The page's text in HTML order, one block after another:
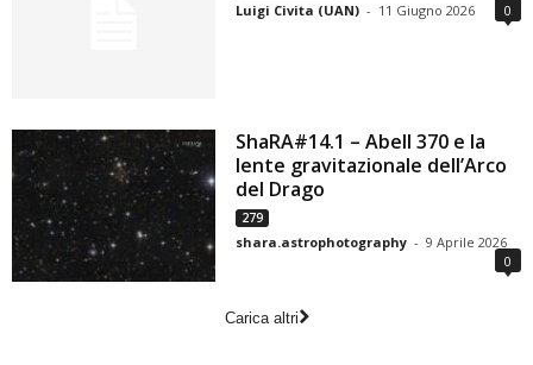
Luigi Civita (UAN) - 11 Giugno 2026 0
ShaRA#14.1 – Abell 370 e la
lente gravitazionale dell’Arco
del Drago
279
shara.astrophotography - 9 Aprile 2026
0
Carica altri